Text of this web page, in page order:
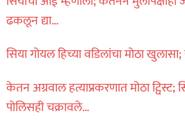
ढकलून द्या…
सिया गोयल हिच्या वडिलांचा मोठा
केतन अग्रवाल हत्याप्रकरणात मोठा ट्विस्ट;
पोलिसही चक्रावले…